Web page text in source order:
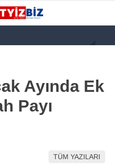
Ayında Ek
Payı
TÜM YAZILARI